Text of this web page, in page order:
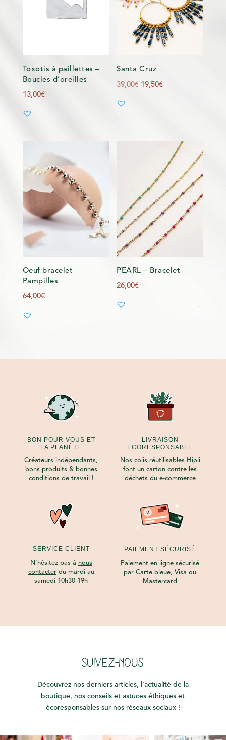
Toxotis à paillettes –
Boucles d’oreilles
13,00€
Santa Cruz
39,00€ Le
19,50€Le
Oeuf bracelet
Pampilles
64,00€
PEARL – Bracelet
26,00€
BON POUR VOUS ET
LA PLANÈTE
Créateurs indépendants,
bons produits & bonnes
conditions de travail !
LIVRAISON
ECORESPONSABLE
Nos colis réutilisables Hipli
font un carton contre les
déchets du e-commerce
SERVICE CLIENT
N’hésitez pas à nous
contacterdu mardi au
samedi 10h30-19h
PAIEMENT SÉCURISÉ
Paiement en ligne sécurisé
par Carte bleue, Visa ou
Mastercard
SUIVEZ-NOUS
Découvrez nos derniers articles, l’actualité de la
boutique, nos conseils et astuces éthiques et
écoresponsables sur nos réseaux sociaux !